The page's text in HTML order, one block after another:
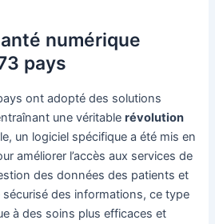
numérique
pays
ont adopté des solutions
une véritablerévolution
un logiciel spécifique a été mis en
améliorer l’accès aux services de
des données des patients et
des informations, ce type
à des soins plus efficaces et